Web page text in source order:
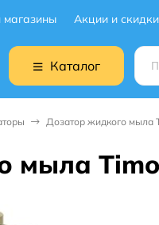
Акции и скидки
Каталог
Дозатор жидкого мыла
мыла